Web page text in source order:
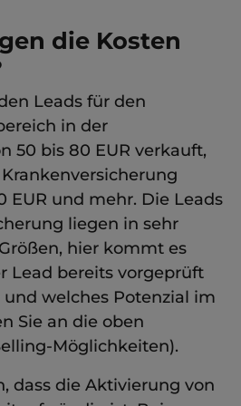
die Kosten
Leads für den
in der
50 bis 80 EUR verkauft,
EUR und mehr. Die Leads
liegen in sehr
hier kommt es
Lead bereits vorgeprüft
welches Potenzial im
Sie an die oben
Möglichkeiten).
dass die Aktivierung von